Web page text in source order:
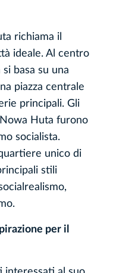
richiama il
ideale. Al centro
basa su una
piazza centrale
principali. Gli
Huta furono
socialista.
unico di
stili
per il